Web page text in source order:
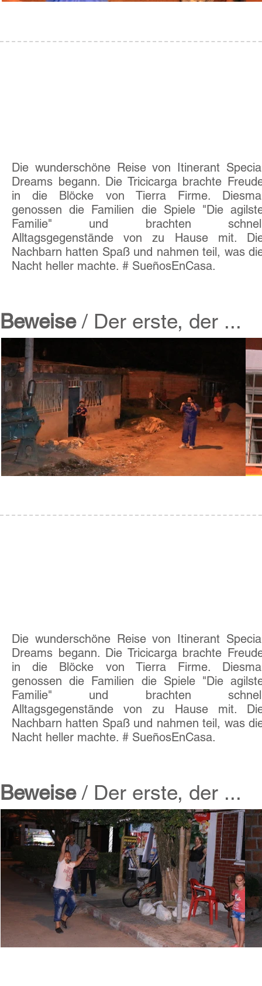
Die wunderschöne Reise von Itinerant
Dreams begann. Die Tricicarga brachte
in die Blöcke von Tierra Firme.
genossen die Familien die Spiele "Die
Familie" und brachten
Alltagsgegenstände von zu Hause mit.
Nachbarn hatten Spaß und nahmen teil, was
Nacht heller machte. # SueñosEnCasa.
Beweise/ Der erste, der ...
Die wunderschöne Reise von Itinerant
Dreams begann. Die Tricicarga brachte
in die Blöcke von Tierra Firme.
genossen die Familien die Spiele "Die
Familie" und brachten
Alltagsgegenstände von zu Hause mit.
Nachbarn hatten Spaß und nahmen teil, was
Nacht heller machte. # SueñosEnCasa.
Beweise/ Der erste, der ...